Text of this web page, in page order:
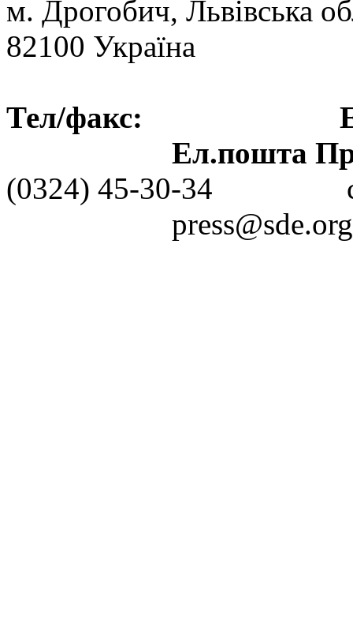
м. Дрогобич, Львівська
82100 Україна
Тел/факс:
Ел.пошта
(0324) 45-30-